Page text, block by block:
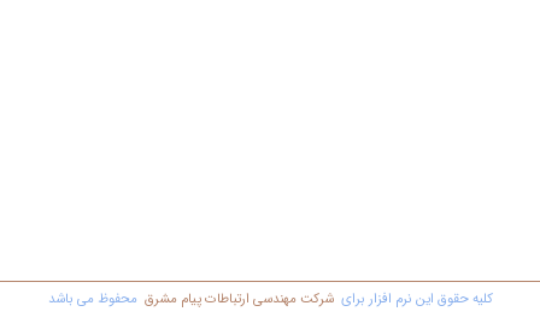
کليه حقوق اين نرم افزار برای شرکت مهندسي ارتباطات پیام مشرق محفوظ مي باشد